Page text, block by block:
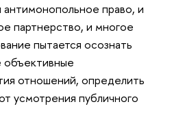
антимонопольное право, и
партнерство, и многое
пытается осознать
отношений, определить
усмотрения публичного